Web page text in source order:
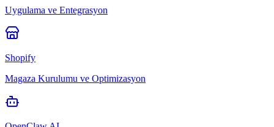
Uygulama ve Entegrasyon
Shopify
Magaza Kurulumu ve Optimizasyon